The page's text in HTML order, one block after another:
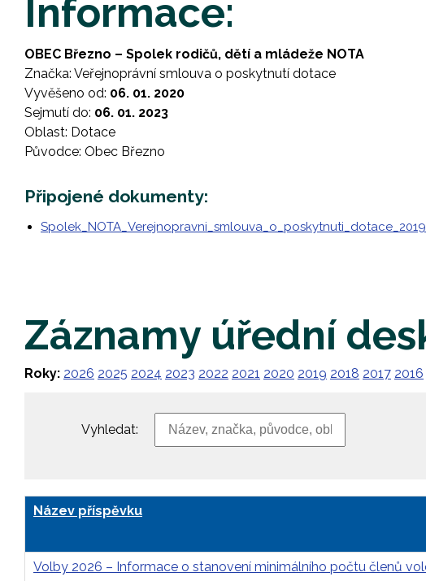
Informace:
OBEC Březno – Spolek rodičů, dětí a mládeže NOTA
Značka: Veřejnoprávní smlouva o poskytnutí dotace
Vyvěšeno od: 06. 01. 2020
Sejmutí do: 06. 01. 2023
Oblast: Dotace
Původce: Obec Březno
Připojené dokumenty:
Záznamy úřední
Roky: 2026 2025 2024 2023 2022 2021 2020 2019 2018 2017 2016
Vyhledat:
Název příspěvku
Volby 2026 – Informace o stanovení minimálního počtu členů